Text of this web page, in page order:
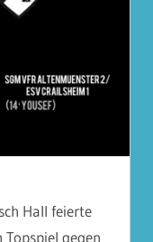
Hall feierte
gegen